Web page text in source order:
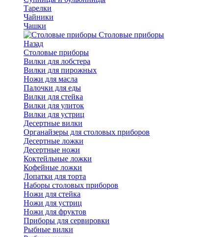
Тарелки
Чайники
Чашки
Cтоловые приборы
Назад
Cтоловые приборы
Вилки для лобстера
Вилки для пирожных
Ножи для масла
Палочки для еды
Вилки для стейка
Вилки для улиток
Вилки для устриц
Десертные вилки
Органайзеры для столовых приборов
Десертные ложки
Десертные ножи
Коктейльные ложки
Кофейные ложки
Лопатки для торта
Наборы столовых приборов
Ножи для стейка
Ножи для устриц
Ножи для фруктов
Приборы для сервировки
Рыбные вилки